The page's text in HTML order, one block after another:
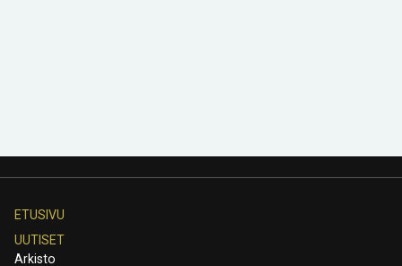
ETUSIVU
UUTISET
Arkisto